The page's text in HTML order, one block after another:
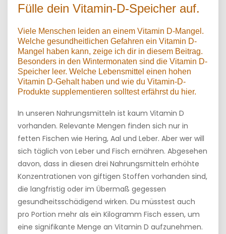
Fülle dein Vitamin-D-Speicher auf.
Viele Menschen leiden an einem Vitamin D-Mangel.
Welche gesundheitlichen Gefahren ein Vitamin D-
Mangel haben kann, zeige ich dir in diesem Beitrag.
Besonders in den Wintermonaten sind die Vitamin D-
Speicher leer. Welche Lebensmittel einen hohen
Vitamin D-Gehalt haben und wie du Vitamin-D-
Produkte supplementieren solltest erfährst du hier.
In unseren Nahrungsmitteln ist kaum Vitamin D
vorhanden. Relevante Mengen finden sich nur in
fetten Fischen wie Hering, Aal und Leber. Aber wer will
sich täglich von Leber und Fisch ernähren. Abgesehen
davon, dass in diesen drei Nahrungsmitteln erhöhte
Konzentrationen von giftigen Stoffen vorhanden sind,
die langfristig oder im Übermaß gegessen
gesundheitsschädigend wirken. Du müsstest auch
pro Portion mehr als ein Kilogramm Fisch essen, um
eine signifikante Menge an Vitamin D aufzunehmen.